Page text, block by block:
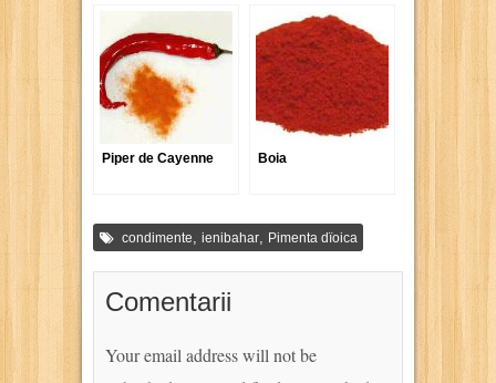
Piper de Cayenne Boia
condimente ienibahar Pimenta dïoica
Comentarii
Your email address will not be